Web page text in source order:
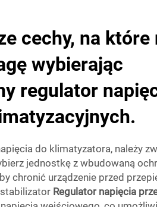
cechy, na które
wybierając
regulator
do klimatyzatora, należy
jednostkę z wbudowaną
chronić urządzenie przed
Regulator napięcia